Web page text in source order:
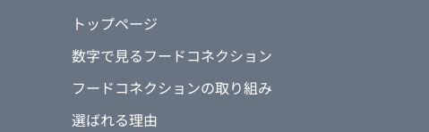
トップページ
数字で見るフードコネクション
フードコネクションの取り組み
選ばれる理由